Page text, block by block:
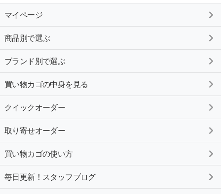
マイページ
商品別で選ぶ
ブランド別で選ぶ
買い物カゴの中身を見る
クイックオーダー
取り寄せオーダー
買い物カゴの使い方
毎日更新！スタッフブログ